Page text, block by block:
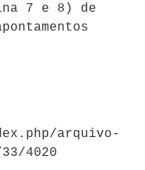
7 e 8) de
arquivo-
4020